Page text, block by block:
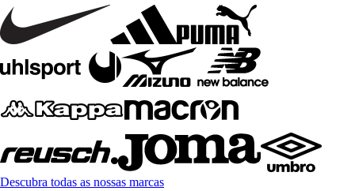
Descubra todas as nossas marcas